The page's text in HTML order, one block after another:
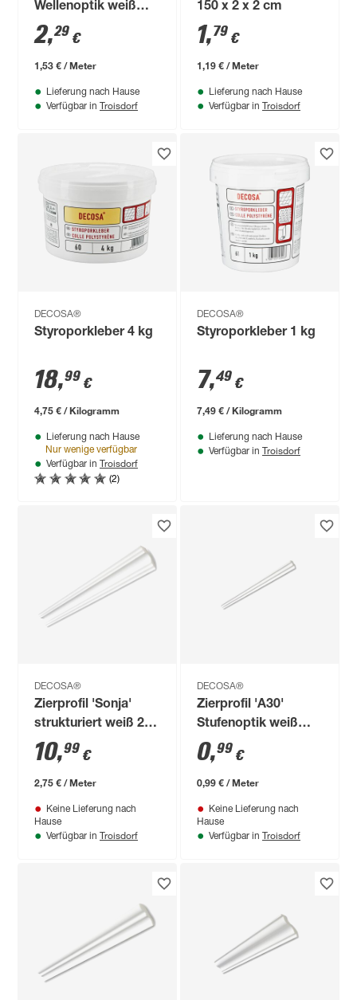
Wellenoptik weiß
150 x 2 x 3 cm
2,29 €
1,53 € / Meter
Lieferung nach Hause
Verfügbar in Troisdorf
150 x 2 x 2 cm
1,79 €
1,19 € / Meter
Lieferung nach Hause
Verfügbar in Troisdorf
DECOSA®
Styroporkleber 4 kg
18,99 €
4,75 € / Kilogramm
Lieferung nach Hause
Nur wenige verfügbar
Verfügbar in Troisdorf
(2)
DECOSA®
Styroporkleber 1 kg
7,49 €
7,49 € / Kilogramm
Lieferung nach Hause
Verfügbar in Troisdorf
DECOSA®
Zierprofil 'Sonja'
strukturiert weiß 200
x 5 x 5 cm 2 Stück
10,99 €
2,75 € / Meter
Keine Lieferung nach
Hause
Verfügbar in Troisdorf
DECOSA®
Zierprofil 'A30'
Stufenoptik weiß
100 x 2 x 3 cm
0,99 €
0,99 € / Meter
Keine Lieferung nach
Hause
Verfügbar in Troisdorf